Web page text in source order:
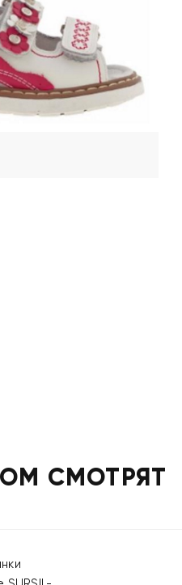
СМОТРЯТ